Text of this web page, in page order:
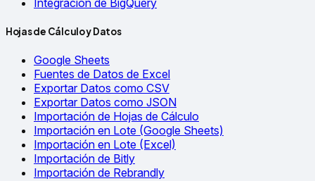
Integración de BigQuery
Hojas de Cálculo y Datos
Google Sheets
Fuentes de Datos de Excel
Exportar Datos como CSV
Exportar Datos como JSON
Importación de Hojas de Cálculo
Importación en Lote (Google Sheets)
Importación en Lote (Excel)
Importación de Bitly
Importación de Rebrandly